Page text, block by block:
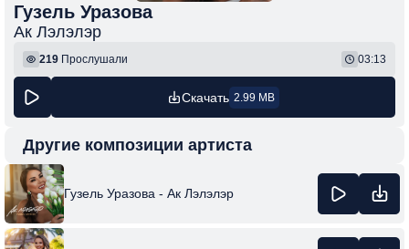
Шансон
Фонк
Гузель Уразова
Ак Лэлэлэр
219 Прослушали 03:13
Скачать 2.99 MB
Другие композиции артиста
Гузель Уразова - Ак Лэлэлэр